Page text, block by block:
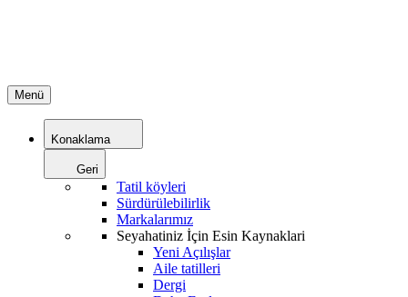
Menü
Konaklama
Geri
Tatil köyleri
Sürdürülebilirlik
Markalarımız
Seyahatiniz İçin Esin Kaynaklari
Yeni Açılışlar
Aile tatilleri
Dergi